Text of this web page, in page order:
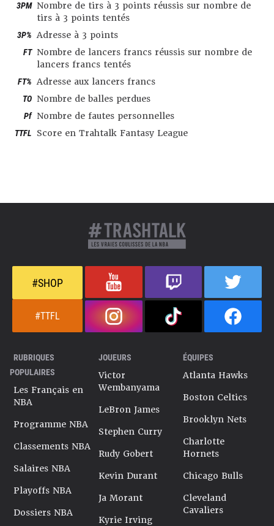
3PM Nombre de tirs à 3 points réussis sur nombre de
tirs à 3 points tentés
3P% Adresse à 3 points
FT Nombre de lancers francs réussis sur nombre de
lancers francs tentés
FT% Adresse aux lancers francs
TO Nombre de balles perdues
Pf Nombre de fautes personnelles
TTFL Score en Trahtalk Fantasy League
#SHOP
#TTFL
RUBRIQUES
POPULAIRES
Les Français en
NBA
Programme NBA
Classements NBA
Salaires NBA
Playoffs NBA
Dossiers NBA
JOUEURS
Victor
Wembanyama
LeBron James
Stephen Curry
Rudy Gobert
Kevin Durant
Ja Morant
Kyrie Irving
ÉQUIPES
Atlanta Hawks
Boston Celtics
Brooklyn Nets
Charlotte
Hornets
Chicago Bulls
Cleveland
Cavaliers